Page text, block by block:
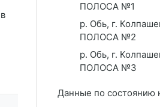
ПОЛОСА №1
р. Обь, г.
ПОЛОСА №2
р. Обь, г.
ПОЛОСА №3
Данные по состоянию